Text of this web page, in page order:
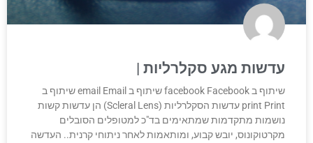
עדשות מגע סקלרליות
שיתוף ב facebook Facebook שיתוף ב email Email שיתוף ב
print Print עדשות הסקלרליות (Scleral Lens) הן עדשות קשות
נושמות מתקדמות שמתאימים בד"כ למטופלים הסובלים
מקרטוקונוס, יובש קבוע, ומותאמות לאחר ניתוחי קרנית.. העדשה